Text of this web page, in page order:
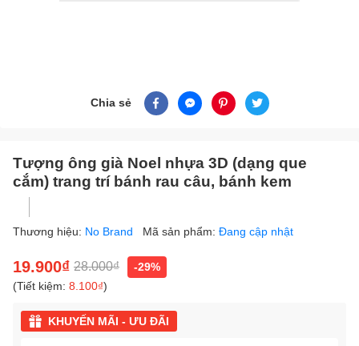
Chia sẻ
Tượng ông già Noel nhựa 3D (dạng que
cắm) trang trí bánh rau câu, bánh kem
Thương hiệu: No Brand Mã sản phẩm: Đang cập nhật
19.900₫ 28.000₫
-29%
(Tiết kiệm: 8.100₫)
KHUYẾN MÃI - ƯU ĐÃI